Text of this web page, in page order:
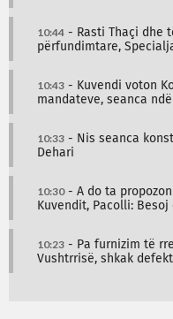
10:44 - Rasti Thaçi dhe
përfundimtare,
10:43 - Kuvendi voton
mandateve, seanca
10:33 - Nis seanca
Dehari
10:30- A do ta
Kuvendit, Pacolli:
10:23 - Pa furnizim të
Vushtrrisë, shkak